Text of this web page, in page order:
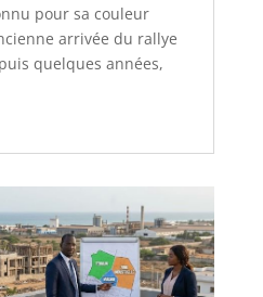
pour sa couleur
arrivée du rallye
quelques années,